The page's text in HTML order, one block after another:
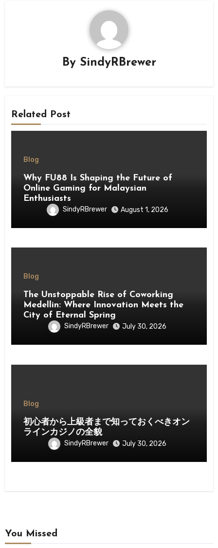
By SindyRBrewer
Related Post
Blog
Why FU88 Is Shaping the Future of
Online Gaming for Malaysian
Enthusiasts
SindyRBrewer August 1, 2026
Blog
The Unstoppable Rise of Coworking
Medellin: Where Innovation Meets the
City of Eternal Spring
SindyRBrewer July 30, 2026
Blog
初心者から上級者まで知っておくべきオン
ラインカジノの全貌
SindyRBrewer July 30, 2026
You Missed